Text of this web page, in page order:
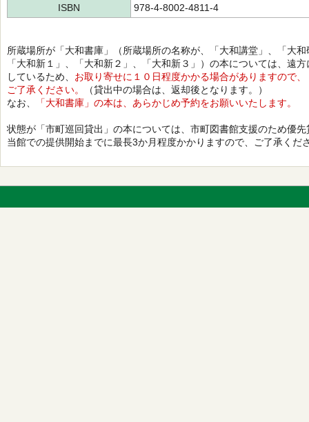
ISBN
978-4-8002-4811-4
所蔵場所が「大和書庫」（所蔵場所の名称が、「大和講堂」、「大和
「大和新１」、「大和新２」、「大和新３」）の本については、遠方
しているため、 お取り寄せに１０日程度かかる場合がありますので、
ご了承ください。
（貸出中の場合は、返却後となります。）
なお、
「大和書庫」の本は、あらかじめ予約をお願いいたします。
状態が「市町巡回貸出」の本については、市町図書館支援のため優
当館での提供開始までに最長3か月程度かかりますので、ご了承くだ